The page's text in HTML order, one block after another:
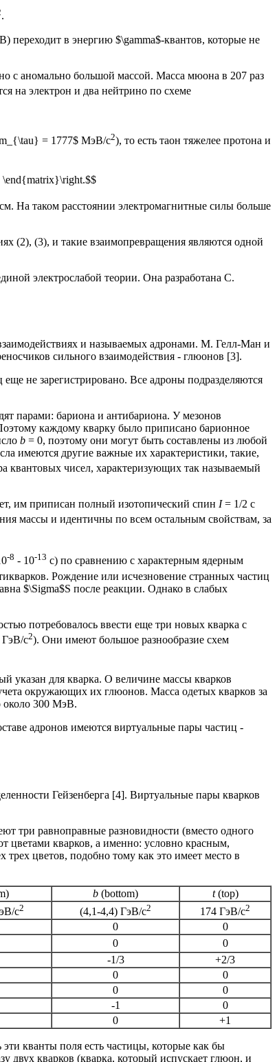
.
переходит в энергию $\gamma$-квантов, которые не
с аномально большой массой. Масса мюона в 207 раз
на электрон и два нейтрино по схеме
= 1777$ МэВ/с2), то есть таон тяжелее протона и
\end{matrix}\right.$$
см. На таком расстоянии электромагнитные силы больше
(2), (3), и такие взаимопревращения являются одной
электрослабой теории. Она разработана С.
и называемых адронами. М. Гелл-Ман и
сильного взаимодействия - глюонов [3].
не зарегистрировано. Все адроны подразделяются
парами: бариона и антибариона. У мезонов
каждому кварку было приписано барионное
b = 0, поэтому они могут быть составлены из любой
имеются другие важные их характеристики, такие,
квантовых чисел, характеризующих так называемый
им приписан полный изотопический спин I= 1/2 с
массы и идентичны по всем остальным свойствам, за
-8 - 10-13 с) по сравнению с характерным ядерным
Рождение или исчезновение странных частиц
$\Sigma$S после реакции. Однако в слабых
потребовалось ввести еще три новых кварка с
ГэВ/с2). Они имеют большое разнообразие схем
указан для кварка. О величине массы кварков
окружающих их глюонов. Масса одетых кварков за
около 300 МэВ.
адронов имеются виртуальные пары частиц -
Гейзенберга [4]. Виртуальные пары кварков
три равноправные разновидности (вместо одного
цветами кварков, а именно: условно красным,
цветов, подобно тому как это имеет место в
b (bottom) t(top)
с2 (4,1-4,4) ГэВ/с2 174 ГэВ/с2
0
0
0
0
-1/3
+2/3
0
0
0
0
-1
0
0 +1
кванты поля есть частицы, которые как бы
двух кварков (кварка, который испускает глюон, и